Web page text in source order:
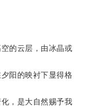
的云层，由冰晶或
阳的映衬下显得格
，是大自然赐予我